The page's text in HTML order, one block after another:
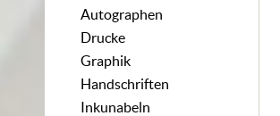
Autographen
Drucke
Graphik
Handschriften
Inkunabeln